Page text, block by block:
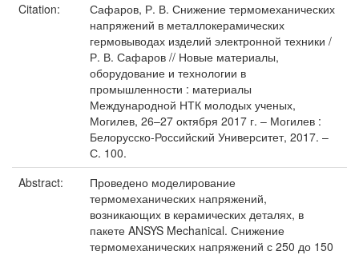
Citation:
Сафаров, Р. В. Снижение термомеханических
напряжений в металлокерамических
гермовыводах изделий электронной техники /
Р. В. Сафаров // Новые материалы,
оборудование и технологии в
промышленности : материалы
Международной НТК молодых ученых,
Могилев, 26–27 октября 2017 г. – Могилев :
Белорусско-Российский Университет, 2017. –
С. 100.
Abstract:
Проведено моделирование
термомеханических напряжений,
возникающих в керамических деталях, в
пакете ANSYS Mechanical. Снижение
термомеханических напряжений с 250 до 150